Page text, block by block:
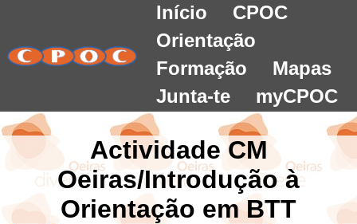
Início
CPOC
Orientação
Formação
Mapas
Junta-te
myCPOC
Actividade CM
Oeiras/Introdução à
Orientação em BTT